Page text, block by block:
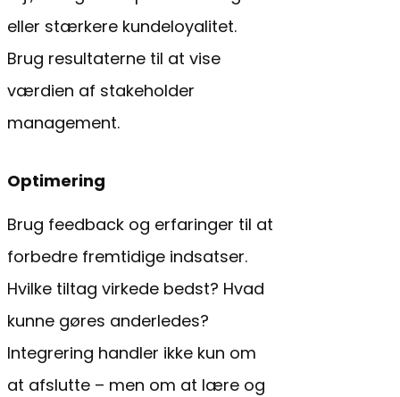
eller stærkere kundeloyalitet.
Brug resultaterne til at vise
værdien af stakeholder
management.
Optimering
Brug feedback og erfaringer til at
forbedre fremtidige indsatser.
Hvilke tiltag virkede bedst? Hvad
kunne gøres anderledes?
Integrering handler ikke kun om
at afslutte – men om at lære og